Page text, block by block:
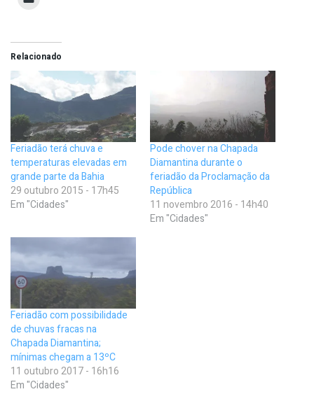
Relacionado
Feriadão terá chuva e
temperaturas elevadas em
grande parte da Bahia
29 outubro 2015 - 17h45
Em "Cidades"
Pode chover na Chapada
Diamantina durante o
feriadão da Proclamação da
República
11 novembro 2016 - 14h40
Em "Cidades"
Feriadão com possibilidade
de chuvas fracas na
Chapada Diamantina;
mínimas chegam a 13ºC
11 outubro 2017 - 16h16
Em "Cidades"